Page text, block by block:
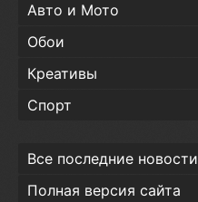
Авто и Мото
Обои
Креативы
Спорт
Все последние новости
Полная версия сайта